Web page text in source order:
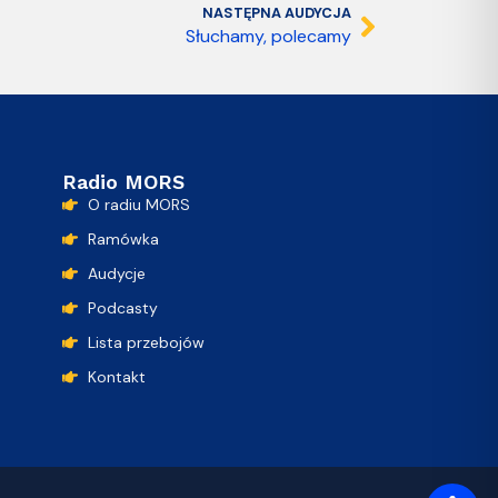
NASTĘPNA AUDYCJA
Słuchamy, polecamy
Radio MORS
O radiu MORS
Ramówka
Audycje
Podcasty
Lista przebojów
Kontakt